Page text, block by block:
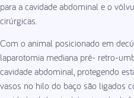
para a cavidade abdominal e o
cirúrgicas.
Com o animal posicionado em
laparotomia mediana pré- retro-
cavidade abdominal, protegendo
vasos no hilo do baço são ligados